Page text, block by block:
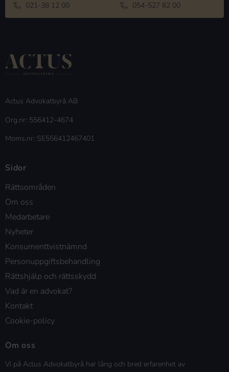
021-38 12 00
054-527 82 00
Actus Advokatbyrå AB
Org.nr: 556412-4674
Moms.nr: SE556412467401
Sidor
Rättsområden
Om oss
Medarbetare
Nyheter
Konsumenttvistnämnd
Personuppgiftsbehandling
Rättshjälp och rättsskydd
Vad är en advokat?
Kontakt
Cookie-policy
Om oss
Vi på Actus Advokatbyrå har lång och bred erfarenhet av